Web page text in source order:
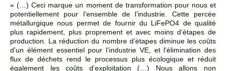
« (…) Ceci marque un moment de transformation pour nous et
potentiellement pour l’ensemble de l’industrie. Cette percée
métallurgique nous permet de fournir du LiFePO4 de qualité
plus rapidement, plus proprement et avec moins d’étapes de
production. La réduction du nombre d’étapes diminue les coûts
d’un élément essentiel pour l’industrie VE, et l’élimination des
flux de déchets rend le processus plus écologique et réduit
également les coûts d’exploitation (…) Nous allons non